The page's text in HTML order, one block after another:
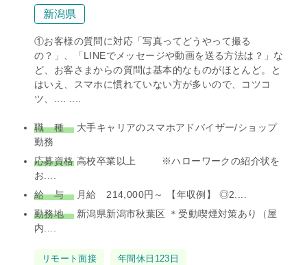
新潟県
①お客様の質問に対応「写真ってどうやって撮る
の？」、「LINEでメッセージや動画を送る方法は？」な
ど、お客さまからの質問は基本的なものがほとんど。と
はいえ、スマホに慣れていない方が多いので、コツコ
ツ、.... ....
職 種大手キャリアのスマホアドバイザー/ショップ
勤務
応募資格高校卒業以上 ※ハローワークの紹介状を
お....
給 与月給 214,000円～ 【年収例】 ◎2....
勤務地新潟県新潟市秋葉区 ＊受動喫煙対策あり（屋
内....
タリモート面接 年間休日123日